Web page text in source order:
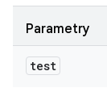
Parametry
test